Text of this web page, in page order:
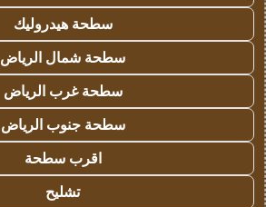
سطحة هيدروليك
سطحة شمال الرياض
سطحة غرب الرياض
سطحة جنوب الرياض
اقرب سطحة
تشليح